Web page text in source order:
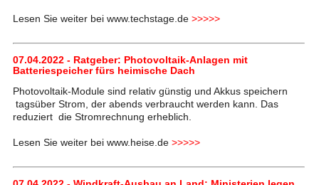
Lesen Sie weiter bei www.techstage.de >>>>>
07.04.2022 - Ratgeber: Photovoltaik-Anlagen mit
Batteriespeicher fürs heimische Dach
Photovoltaik-Module sind relativ günstig und Akkus speichern
tagsüber Strom, der abends verbraucht werden kann. Das
reduziert die Stromrechnung erheblich.
Lesen Sie weiter bei www.heise.de >>>>>